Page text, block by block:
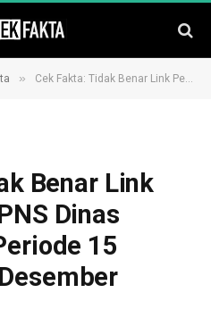
» Cek Fakta: Tidak Benar Link Pendaftaran CPNS Dinas Perhubungan Periode 15 November-20 Desember
Benar Link
Dinas
15